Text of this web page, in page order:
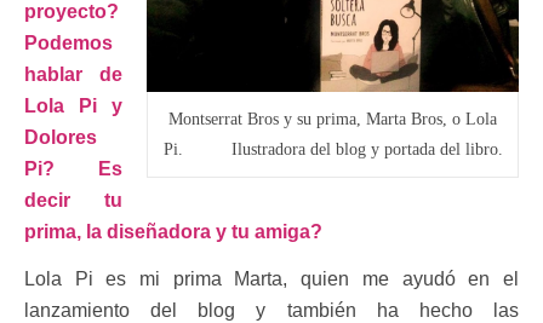
Montserrat Bros y su prima, Marta Bros, o Lola
Pi. Ilustradora del blog y portada del libro.
proyecto?
Podemos
hablar de
Lola Pi y
Dolores
Pi? Es
decir tu
prima, la diseñadora y tu amiga?
Lola Pi es mi prima Marta, quien me ayudó en el
lanzamiento del blog y también ha hecho las